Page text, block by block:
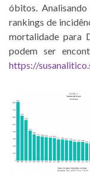
óbitos.
rankings de
mortalidade para
podem ser
https://